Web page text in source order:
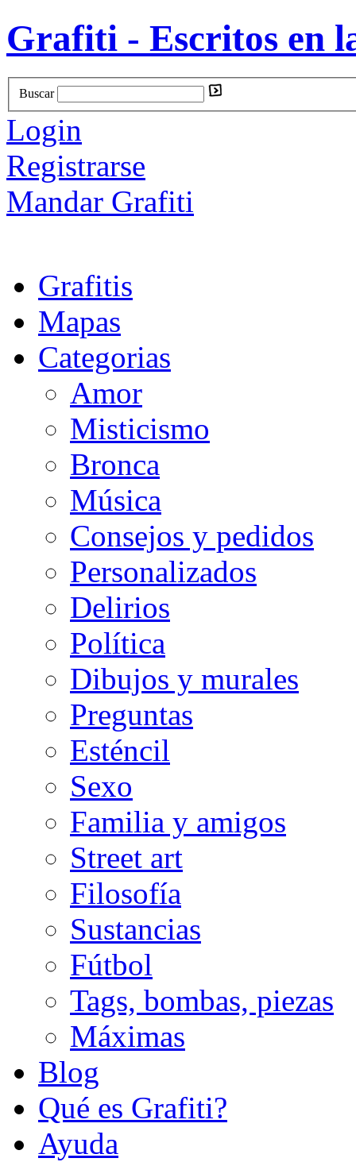
Grafiti - Escritos en
Buscar
Login
Registrarse
Mandar Grafiti
Grafitis
Mapas
Categorias
Amor
Misticismo
Bronca
Música
Consejos y pedidos
Personalizados
Delirios
Política
Dibujos y murales
Preguntas
Esténcil
Sexo
Familia y amigos
Street art
Filosofía
Sustancias
Fútbol
Tags, bombas, piezas
Máximas
Blog
Qué es Grafiti?
Ayuda